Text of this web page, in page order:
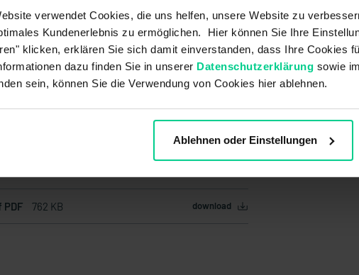
verwendet Cookies, die uns helfen, unsere Website zu
Kundenerlebnis zu ermöglichen. Hier können Sie Ihre
klicken, erklären Sie sich damit einverstanden, dass Ihre Cookies
dazu finden Sie in unserer Datenschutzerklärung sowie im
sein, können Sie die Verwendung von Cookies hier ablehnen.
Ablehnen oder Einstellungen
PDF 762 KB download